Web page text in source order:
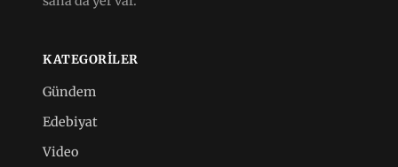
KATEGORILER
Gündem
Edebiyat
Video